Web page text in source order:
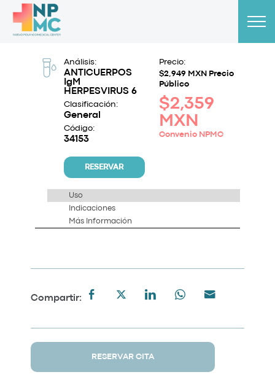
Análisis:
ANTICUERPOS
IgM
HERPESVIRUS 6
Clasificación:
General
Código:
34153
RESERVAR
Precio:
$2,949 MXN Precio
Público
$2,359
MXN
Convenio NPMC
Uso
Indicaciones
Más Información
Compartir:
RESERVAR CITA